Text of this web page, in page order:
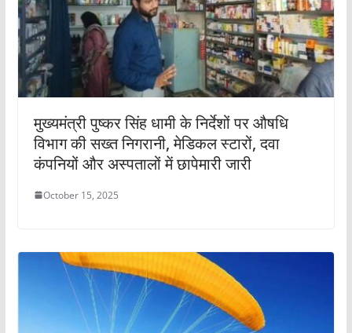
मुख्यमंत्री पुष्कर सिंह धामी के निर्देशों पर औषधि
विभाग की सख्त निगरानी, मेडिकल स्टारों, दवा
कंपनियों और अस्पतालों में छापेमारी जारी
October 15, 2025